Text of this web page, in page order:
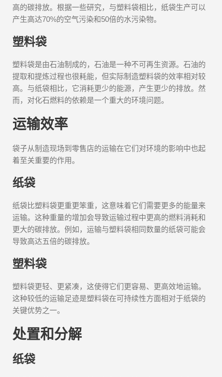
高的碳排放。根据一些研究，与塑料袋相比，纸袋生产可以
产生高达70%的空气污染和50倍的水污染物。
塑料袋
塑料袋是由石油制成的，石油是一种不可再生资源。石油的
提取和提炼过程也很耗能，但实际制造塑料袋的效率相对较
高。与纸袋相比，它消耗更少的能源，产生更少的排放。然
而，对化石燃料的依赖是一个重大的环境问题。
运输效率
袋子从制造现场到零售店的运输在它们对环境的影响中也起
着至关重要的作用。
纸袋
纸袋比塑料袋更重更笨重，这意味着它们需要更多的能量来
运输。这种重量的增加会导致运输过程中更高的燃料消耗和
更大的碳排放。例如，运输与塑料袋相同数量的纸袋可能会
导致高达五倍的碳排放。
塑料袋
塑料袋更轻、更紧凑，这使得它们更容易、更高效地运输。
这种较低的运输足迹是塑料袋在可持续性方面相对于纸袋的
关键优势之一。
处置和分解
纸袋